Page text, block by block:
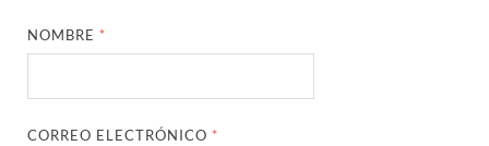
NOMBRE *
CORREO ELECTRÓNICO *